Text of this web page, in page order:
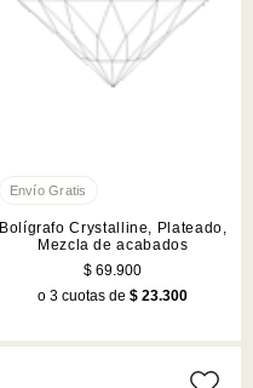
Bolígrafo Crystalline, Plateado,
Mezcla de acabados
$ 69.900
o 3 cuotas de$ 23.300